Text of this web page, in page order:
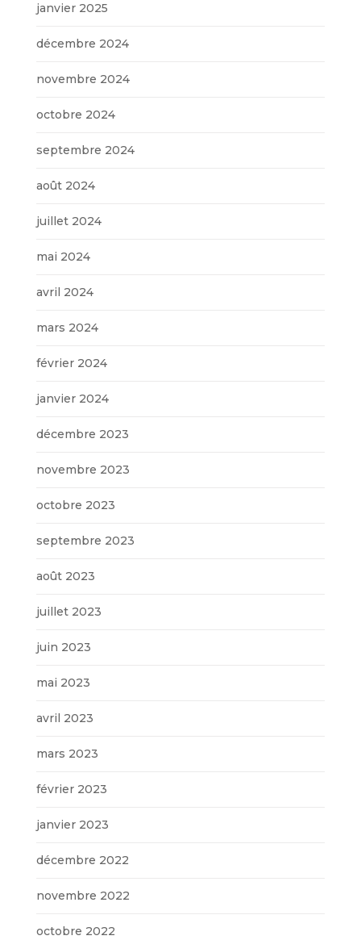
janvier 2025
décembre 2024
novembre 2024
octobre 2024
septembre 2024
août 2024
juillet 2024
mai 2024
avril 2024
mars 2024
février 2024
janvier 2024
décembre 2023
novembre 2023
octobre 2023
septembre 2023
août 2023
juillet 2023
juin 2023
mai 2023
avril 2023
mars 2023
février 2023
janvier 2023
décembre 2022
novembre 2022
octobre 2022